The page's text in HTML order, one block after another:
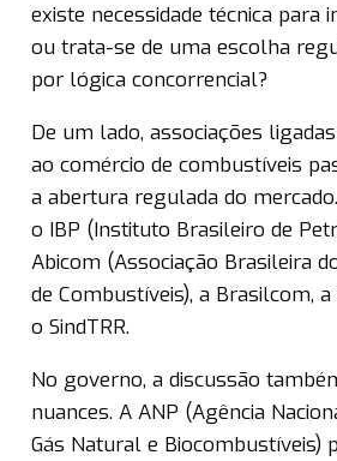
existe necessidade técnica para
ou trata-se de uma escolha
por lógica concorrencial?
De um lado, associações
ao comércio de combustíveis
a abertura regulada do
o IBP (Instituto Brasileiro de
Abicom (Associação Brasileira
de Combustíveis), a Brasilcom,
o SindTRR.
No governo, a discussão
nuances. A ANP (Agência
Gás Natural e Biocombustíveis)